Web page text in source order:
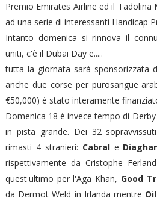
Premio Emirates Airline ed il Tadolina
ad una serie di interessanti Handicap
Intanto domenica si rinnova il
uniti, c'è il Dubai Day e.....
tutta la giornata sarà sponsorizzata
anche due corse per purosangue
€50,000) è stato interamente
Domenica 18 è invece tempo di
in pista grande. Dei 32
rimasti 4 stranieri: Cabrale
rispettivamente da Cristophe
quest'ultimo per l'Aga Khan, Good
da Dermot Weld in Irlanda mentre